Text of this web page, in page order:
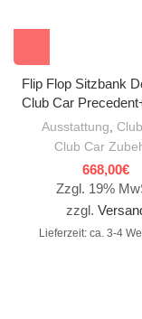
Flip Flop Sitzbank
Club Car
Ausstattung
Club Car
668,00€
Zzgl. 19%
zzgl.
Lieferzeit: ca. 3-4